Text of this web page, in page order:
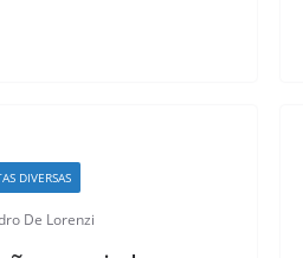
DIVERSAS
De Lorenzi